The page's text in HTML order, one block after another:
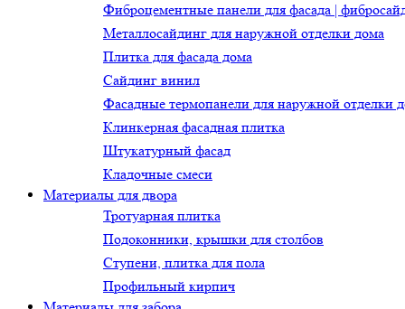
Фиброцементные панели для фасада |
Металлосайдинг для наружной отделки дома
Плитка для фасада дома
Сайдинг винил
Фасадные термопанели для наружной отделки
Клинкерная фасадная плитка
Штукатурный фасад
Кладочные смеси
Материалы для двора
Тротуарная плитка
Подоконники, крышки для столбов
Ступени, плитка для пола
Профильный кирпич